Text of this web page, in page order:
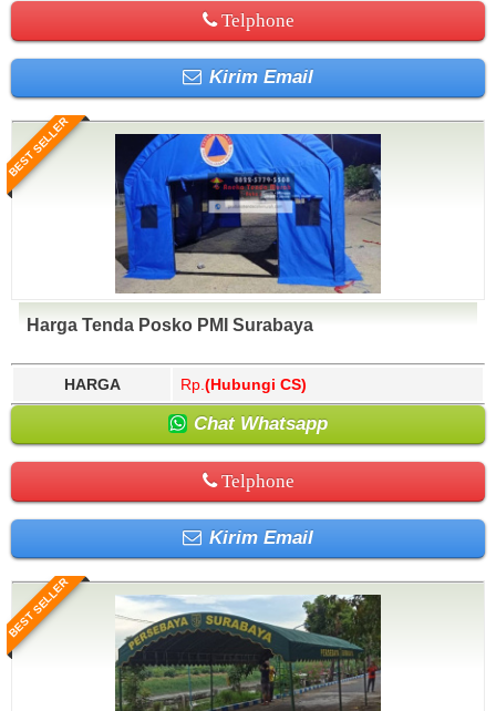
Telphone
Kirim Email
BEST SELLER
Harga Tenda Posko PMI Surabaya
HARGA Rp. (Hubungi CS)
Chat Whatsapp
Telphone
Kirim Email
BEST SELLER